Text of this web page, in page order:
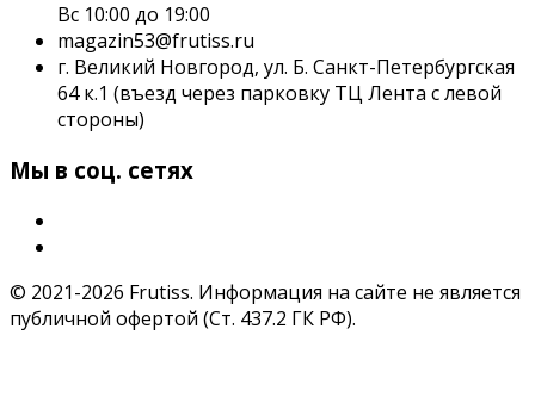
Вс 10:00 до 19:00
magazin53@frutiss.ru
г. Великий Новгород, ул. Б. Санкт-Петербургская
64 к.1 (въезд через парковку ТЦ Лента с левой
стороны)
Мы в соц. сетях
© 2021-2026 Frutiss. Информация на сайте не является
публичной офертой (Ст. 437.2 ГК РФ).